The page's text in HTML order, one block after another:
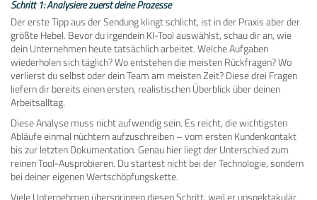
Schritt 1: Analysiere zuerst deine Prozesse
Der erste Tipp aus der Sendung klingt schlicht, ist in der Praxis aber der
größte Hebel. Bevor du irgendein KI-Tool auswählst, schau dir an, wie
dein Unternehmen heute tatsächlich arbeitet. Welche Aufgaben
wiederholen sich täglich? Wo entstehen die meisten Rückfragen? Wo
verlierst du selbst oder dein Team am meisten Zeit? Diese drei Fragen
liefern dir bereits einen ersten, realistischen Überblick über deinen
Arbeitsalltag.
Diese Analyse muss nicht aufwendig sein. Es reicht, die wichtigsten
Abläufe einmal nüchtern aufzuschreiben – vom ersten Kundenkontakt
bis zur letzten Dokumentation. Genau hier liegt der Unterschied zum
reinen Tool-Ausprobieren. Du startest nicht bei der Technologie, sondern
bei deiner eigenen Wertschöpfungskette.
Viele Unternehmen überspringen diesen Schritt, weil er unspektakulär